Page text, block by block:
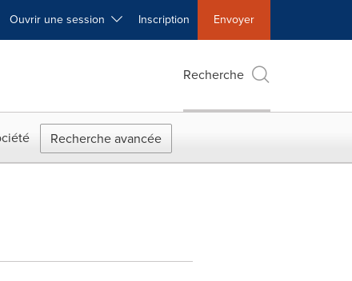
Ouvrir une session Inscription Envoyer
Recherche
Recherche avancée